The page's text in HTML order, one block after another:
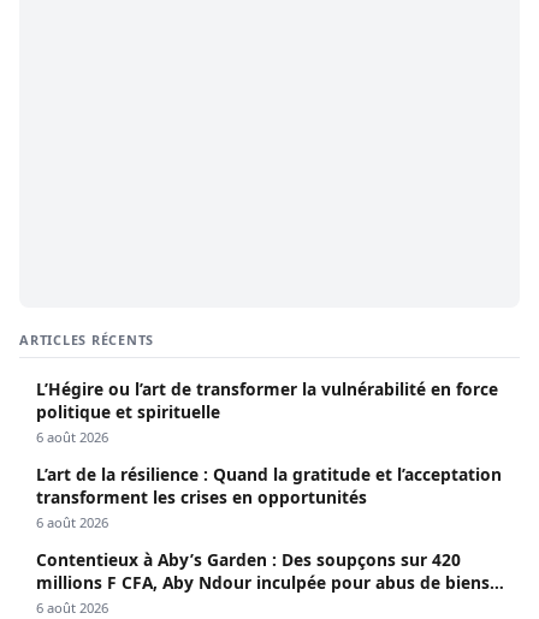
ARTICLES RÉCENTS
L’Hégire ou l’art de transformer la vulnérabilité en force
politique et spirituelle
6 août 2026
L’art de la résilience : Quand la gratitude et l’acceptation
transforment les crises en opportunités
6 août 2026
Contentieux à Aby’s Garden : Des soupçons sur 420
millions F CFA, Aby Ndour inculpée pour abus de biens
sociaux
6 août 2026